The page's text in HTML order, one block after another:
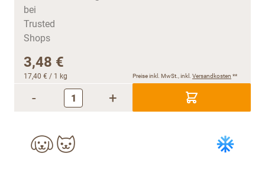
3,48 €
17,40 € / 1 kg Preise inkl. MwSt., inkl. Versandkosten **
- +